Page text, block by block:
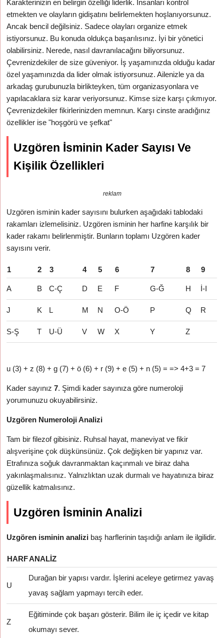
Karakterinizin en belirgin özelliği liderlik. İnsanları kontrol
etmekten ve olayların gidişatını belirlemekten hoşlanıyorsunuz.
Ancak bencil değilsiniz. Sadece olayları organize etmek
istiyorsunuz. Bu konuda oldukça başarılısınız. İyi bir yönetici
olabilirsiniz. Nerede, nasıl davranılacağını biliyorsunuz.
Çevrenizdekiler de size güveniyor. İş yaşamınızda olduğu kadar
özel yaşamınızda da lider olmak istiyorsunuz. Ailenizle ya da
arkadaş gurubunuzla birlikteyken, tüm organizasyonlara ve
yapılacaklara siz karar veriyorsunuz. Kimse size karşı çıkmıyor.
Çevrenizdekiler fikirlerinizden memnun. Karşı cinste aradığınız
özellikler ise "hoşgörü ve şefkat"
Uzgören İsminin Kader Sayısı Ve
Kişilik Özellikleri
reklam
Uzgören isminin kader sayısını bulurken aşağıdaki tablodaki
rakamları izlemelisiniz. Uzgören isminin her harfine karşılık bir
kader rakamı belirlenmiştir. Bunların toplamı Uzgören kader
sayısını verir.
1 2 3 4 5 6 7 8 9
A B C-Ç D E F G-Ğ H İ-I
J K L M N O-Ö P Q R
S-Ş T U-Ü V W X Y Z
u (3) + z (8) + g (7) + ö (6) + r (9) + e (5) + n (5) = => 4+3 = 7
Kader sayınız7. Şimdi kader sayınıza göre numeroloji
yorumunuzu okuyabilirsiniz.
Uzgören Numeroloji Analizi
Tam bir filezof gibisiniz. Ruhsal hayat, maneviyat ve fikir
alışverişine çok düşkünsünüz. Çok değişken bir yapınız var.
Etrafınıza soğuk davranmaktan kaçınmalı ve biraz daha
yakınlaşmalısınız. Yalnızlıktan uzak durmalı ve hayatınıza biraz
güzellik katmalısınız.
Uzgören İsminin Analizi
Uzgören isminin analizi baş harflerinin taşıdığı anlam ile ilgilidir.
HARFANALIZ
U
Durağan bir yapısı vardır. İşlerini aceleye getirmez yavaş
yavaş sağlam yapmayı tercih eder.
Z
Eğitiminde çok başarı gösterir. Bilim ile iç içedir ve kitap
okumayı sever.